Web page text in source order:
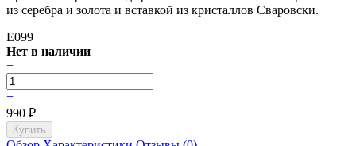
из серебра и золота и вставкой из кристаллов Сваровски.
E099
Нет в наличии
−
+
990 ₽